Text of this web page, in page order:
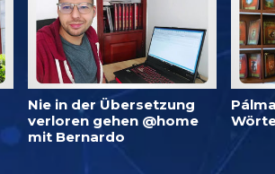
Nie in der Übersetzung
verloren gehen @home
mit Bernardo